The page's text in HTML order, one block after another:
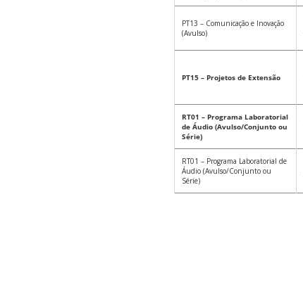
PT13 – Comunicação e Inovação
(Avulso)
PT15 – Projetos de Extensão
RT01 – Programa Laboratorial
de Áudio (Avulso/Conjunto ou
Série)
RT01 – Programa Laboratorial de
Áudio (Avulso/Conjunto ou
Série)